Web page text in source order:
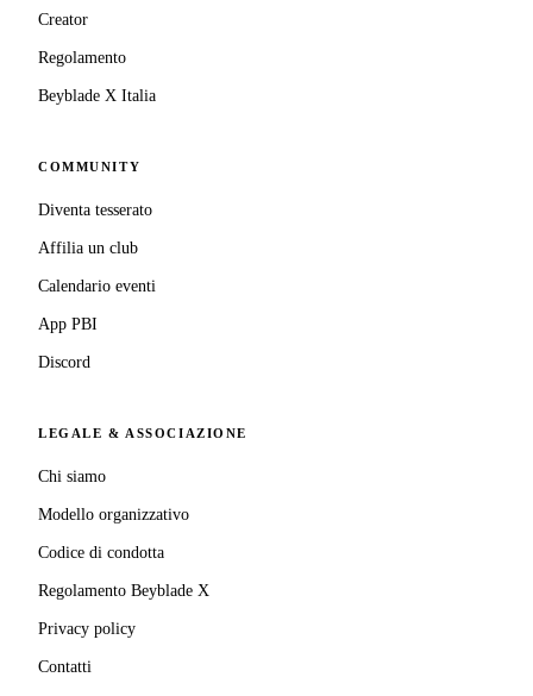
Creator
Regolamento
Beyblade X Italia
COMMUNITY
Diventa tesserato
Affilia un club
Calendario eventi
App PBI
Discord
LEGALE & ASSOCIAZIONE
Chi siamo
Modello organizzativo
Codice di condotta
Regolamento Beyblade X
Privacy policy
Contatti